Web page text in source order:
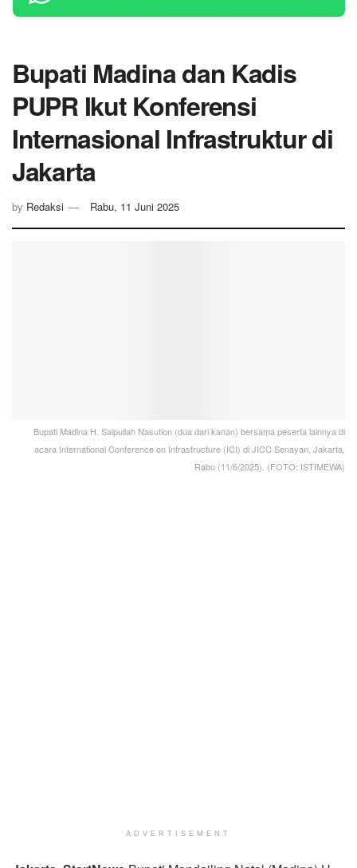
Bupati Madina dan Kadis
PUPR Ikut Konferensi
Internasional Infrastruktur di
Jakarta
by Redaksi Rabu, 11 Juni 2025
Bupati Madina H. Saipullah Nasution (dua dari kanan) bersama peserta lainnya di
acara International Conference on Infrastructure (ICI) di JICC Senayan, Jakarta,
Rabu (11/6/2025). (FOTO: ISTIMEWA)
ADVERTISEMENT